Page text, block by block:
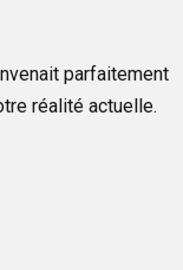
parfaitement
réalité actuelle.